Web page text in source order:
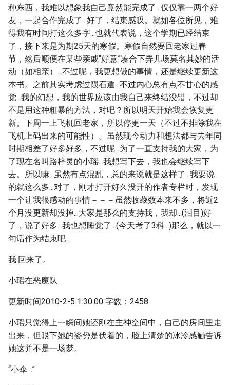
种东西，我难以想象我自己竟然能完成了...仅仅靠一两个好
友，一起合作完成了...好了，结束感叹。就如各位所见，难
得我有时间打这么多字...也就代表说，这个学期已经结束
了，接下来是为期25天的寒假。寒假自然要回老家过春
节，然后顺便在某些亲戚“好意”凑合下弄几场莫名其妙的活
动（如相亲）...不过呢，我更想做的事情，还是继续更新这
本书。之前其实考虑过陨石遁...不过内心总有点不甘心的感
觉...我的幻想，我的世界应该由我自己来终结没错，不过却
不是用这种粗暴的方法，对吧？所以明天开始我会恢复更
新。下周一上飞机回老家，所以停更一天（不过不排除我在
飞机上码出来的可能性）。虽然现今动力和想法都与去年同
时期相差了好多好多，不过呢...为了一直支持我的大家，为
了现在名叫路梓灵的小瑶...我想写下去，我也会继续写下
去。所以嘛...虽然有点混乱，总的来说就是这样了...我要说
的就这么多...对了，刚才打开好久没开的作者专栏时，发现
一个让我很感动的事情－－－虽然收藏数本来不多，将近2
个月没更新却没掉...大家是那么的支持我，我却...(泪目)好
了，说了好多...我也想睡觉了...(今天考了3科...)那么，就以一
句话作为结束吧...
我.回来了。
小瑶在恶魔队
更新时间2010-2-5 1:30:00 字数：2458
小瑶只觉得上一瞬间她还刚在主神空间中，自己的房间里走
出来，但眼下她的姿势是伏着的，脸上清楚的冰冷感触告诉
她这并不是一场梦。
“小伞…”